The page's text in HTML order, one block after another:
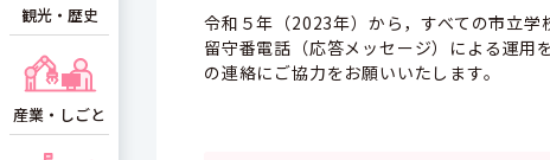
令和５年（2023年）から，すべての市立
留守番電話（応答メッセージ）による運用
の連絡にご協力をお願いいたします。
観光・歴史
産業・しごと